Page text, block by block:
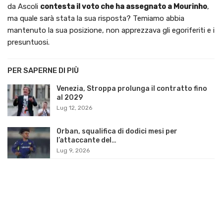
da Ascoli contesta il voto che ha assegnato a Mourinho,
ma quale sarà stata la sua risposta? Temiamo abbia
mantenuto la sua posizione, non apprezzava gli egoriferiti e i
presuntuosi.
PER SAPERNE DI PIÙ
Venezia, Stroppa prolunga il contratto fino
al 2029
Lug 12, 2026
Orban, squalifica di dodici mesi per
l’attaccante del…
Lug 9, 2026